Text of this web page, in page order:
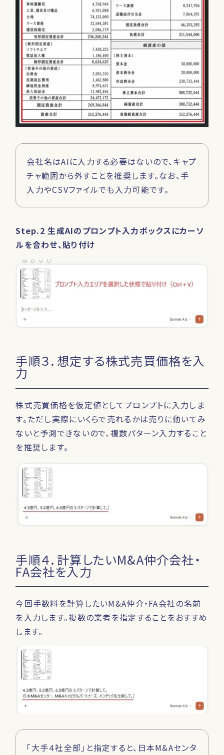
会社名はAIに入力する必要はないので、キャプ
チャ範囲から外すことを推奨します。なお、手
入力やCSVファイルでも入力可能です。
Step.2 生成AIのプロンプト入力ボックスにカーソ
ルを合わせ、貼り付け
手順３．想定する株式売買価格を入
力
株式売買価格を仮定値としてプロンプトに入力しま
す。ただし実際にいくらで売れるかは売りに動いてみ
ないと予測できないので、複数パターン入力すること
を推奨します。
手順４．計算したいM&A仲介会社・
FA会社を入力
今回手数料を計算したいM&A仲介・FA会社の名前
を入力します。複数の業者を指定することをおすすめ
します。
「大手４社全部」と指定すると、日本M&Aセンタ